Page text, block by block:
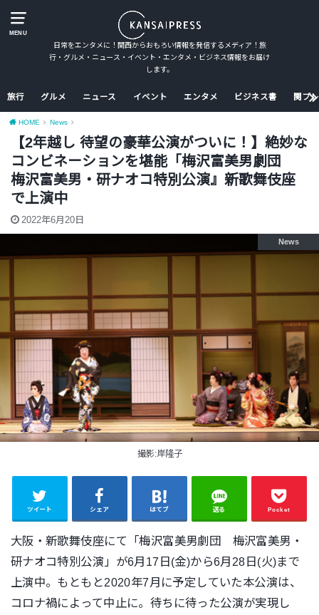
MENU
日常をエンタメに！関西からおもろい情報を発信するメディア！旅
行・グルメ・ニュース・イベント・エンタメ・ビジネス情報をお届け
します。
旅行 グルメ ニュース イベント エンタメ ビジネス書 関プ
HOME News
【2年越し 待望の豪華公演がついに！】絶妙な
コンビネーションを堪能「梅沢富美男劇団
梅沢富美男・研ナオコ特別公演』新歌舞伎座
で上演中
2022年6月20日
撮影:岸隆子
News
ツイート シェア はてブ 送る Pocket
大阪・新歌舞伎座にて「梅沢富美男劇団 梅沢富美男・
研ナオコ特別公演」が6月17日(金)から6月28日(火)まで
上演中。もともと2020年7月に予定していた本公演は、
コロナ禍によって中止に。待ちに待った公演が実現し